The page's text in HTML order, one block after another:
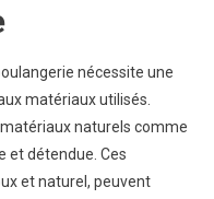
nécessite une
matériaux utilisés.
matériaux naturels comme
et détendue. Ces
et naturel, peuvent